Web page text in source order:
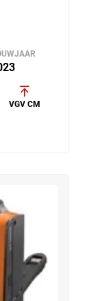
VGV CM